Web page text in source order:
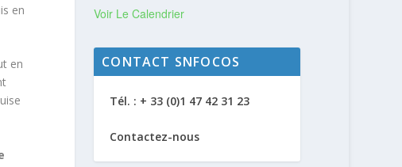
en
en
Voir Le Calendrier
CONTACT SNFOCOS
Tél. : + 33 (0)1 47 42 31 23
Contactez-nous